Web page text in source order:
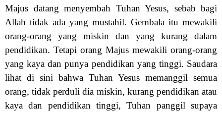
Majus datang menyembah Tuhan Yesus, sebab bagi
Allah tidak ada yang mustahil. Gembala itu mewakili
orang-orang yang miskin dan yang kurang dalam
pendidikan. Tetapi orang Majus mewakili orang-orang
yang kaya dan punya pendidikan yang tinggi. Saudara
lihat di sini bahwa Tuhan Yesus memanggil semua
orang, tidak perduli dia miskin, kurang pendidikan atau
kaya dan pendidikan tinggi, Tuhan panggil supaya